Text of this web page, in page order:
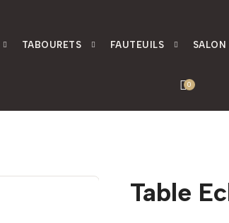
TABOURETS FAUTEUILS SALON
Table